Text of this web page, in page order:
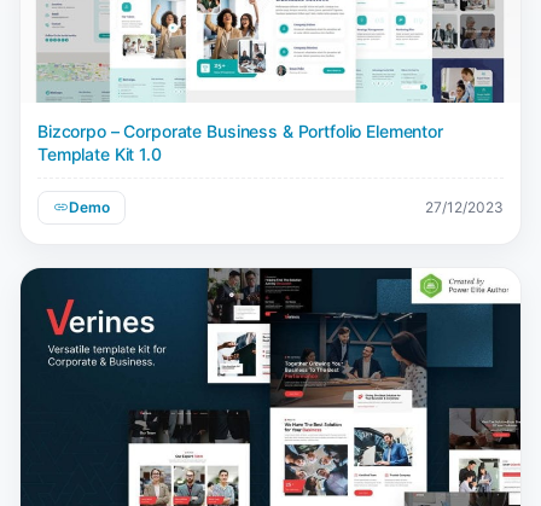
Bizcorpo – Corporate Business & Portfolio Elementor
Template Kit 1.0
Demo 27/12/2023